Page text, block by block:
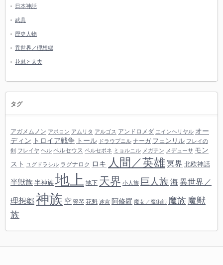
日本神話
武具
歴史人物
異世界／理想郷
花魁と太夫
タグ
アガメムノン アポロン アムリタ アルゴス アンドロメダ エインヘリヤル オー
ディン トロイア戦争 トール ドラウプニル ナーガ フェンリル フレイの
剣 フレイヤ ヘル ペルセウス ペルセポネ ミョルニル メガテン メデューサ モン
スト
ユグドラシル ラグナロク ロキ 人間／英雄冥界 北欧神話
半獣族 半神族 地上 地下 天界 小人族 巨人族 海異世界／
理想郷神族 空 竪琴 花魁 迷宮 阿修羅 魔女／魔術師 魔族 魔獣
族